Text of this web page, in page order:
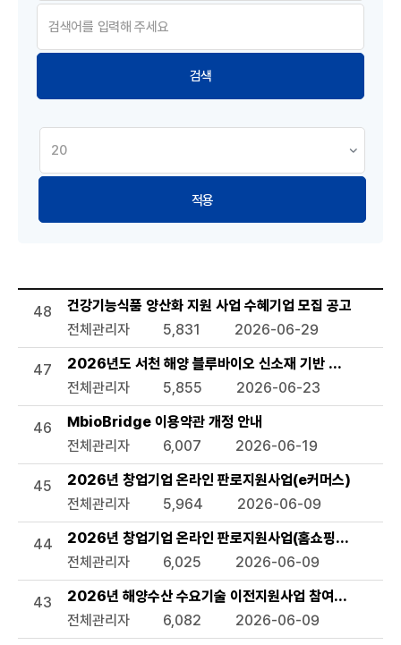
적용
공지사항 목록으로 번호, 제목, 작성자, 조회수,등록일, 첨부파
48
건강기능식품 양산화 지원 사업 수혜기업 모집 공고
전체관리자
5,831 2026-06-29
47
2026년도 서천 해양 블루바이오 신소재 기반 관련 기술지
전체관리자
5,855 2026-06-23
46
MbioBridge 이용약관 개정 안내
전체관리자
6,007 2026-06-19
45
2026년 창업기업 온라인 판로지원사업(e커머스)
전체관리자
5,964 2026-06-09
44
2026년 창업기업 온라인 판로지원사업(홈쇼핑 방송지원)
전체관리자
6,025 2026-06-09
43
2026년 해양수산 수요기술 이전지원사업 참여기업 모집
전체관리자
6,082 2026-06-09